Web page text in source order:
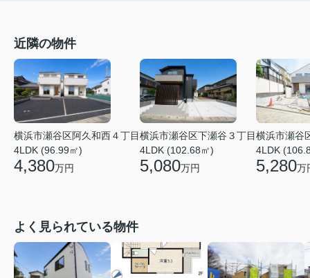
近隣の物件
横浜市瀬谷区阿久和西４丁目
4LDK (96.99㎡)
4,380万円
横浜市瀬谷区下瀬谷３丁目
4LDK (102.68㎡)
5,080万円
横浜市瀬谷
4LDK
5,280万
よく見られている物件